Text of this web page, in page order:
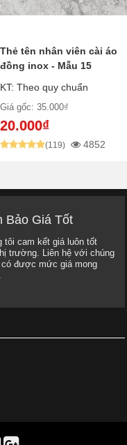
Thẻ tên nhân viên cài áo
đồng inox - Mẫu 15
KT: Theo quy chuẩn
Giá gốc: 35.000₫
20.000₫
(119) 4852
Bảo Giá Tốt
tôi cam kết giá luôn tốt
trường. Liên hệ với chúng
có được mức giá mong